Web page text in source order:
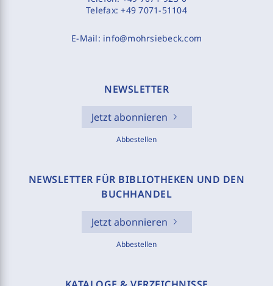
Telefax:+49 7071-51104
E-Mail: info@mohrsiebeck.com
NEWSLETTER
Jetzt abonnieren
Abbestellen
NEWSLETTER FÜR BIBLIOTHEKEN UND DEN
BUCHHANDEL
Jetzt abonnieren
Abbestellen